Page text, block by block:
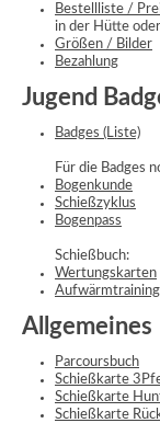
Bestellliste /
in der Hütte
Größen / Bilder
Bezahlung
Jugend
Badges (Liste)
Für die Badges
Bogenkunde
Schießzyklus
Bogenpass
Schießbuch:
Wertungskarten
Aufwärmtraining
Allgemeines
Parcoursbuch
Schießkarte
Schießkarte
Schießkarte